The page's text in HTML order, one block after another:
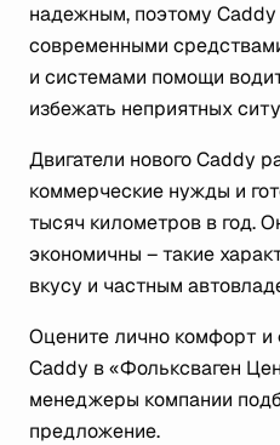
надежным, поэтому
современными
и системами помощи
избежать неприятных
Двигатели нового Caddy
коммерческие нужды и
тысяч километров в год.
экономичны – такие
вкусу и частным
Оцените лично комфорт и
Caddy в «Фольксваген
менеджеры компании
предложение.